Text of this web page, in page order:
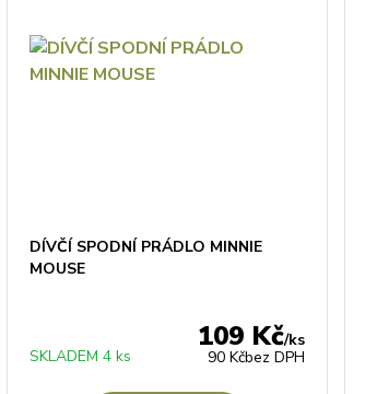
DÍVČÍ SPODNÍ PRÁDLO MINNIE
MOUSE
109 Kč/ks
90 Kčbez DPH
SKLADEM 4 ks